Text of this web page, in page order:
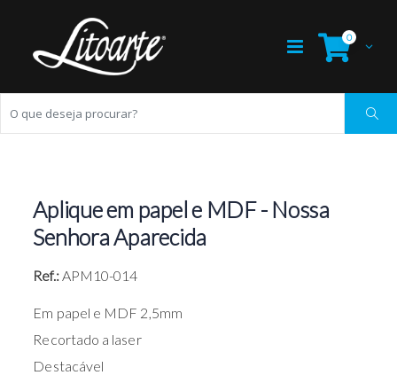
0
Aplique em papel e MDF - Nossa
Senhora Aparecida
Ref.:APM10-014
Em papel e MDF 2,5mm
Recortado a laser
Destacável